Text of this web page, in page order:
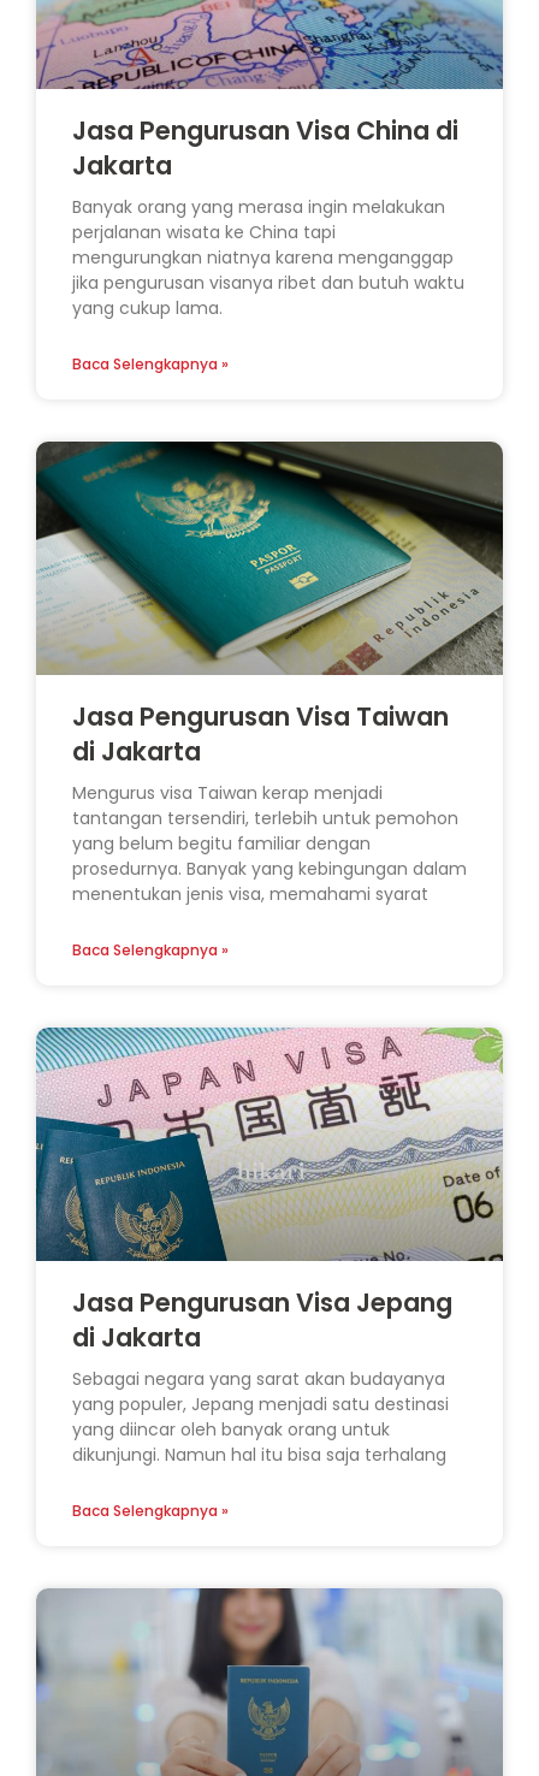
Jasa Pengurusan Visa China di
Jakarta
Banyak orang yang merasa ingin melakukan
perjalanan wisata ke China tapi
mengurungkan niatnya karena menganggap
jika pengurusan visanya ribet dan butuh waktu
yang cukup lama.
Baca Selengkapnya »
Jasa Pengurusan Visa Taiwan
di Jakarta
Mengurus visa Taiwan kerap menjadi
tantangan tersendiri, terlebih untuk pemohon
yang belum begitu familiar dengan
prosedurnya. Banyak yang kebingungan dalam
menentukan jenis visa, memahami syarat
Baca Selengkapnya »
Jasa Pengurusan Visa Jepang
di Jakarta
Sebagai negara yang sarat akan budayanya
yang populer, Jepang menjadi satu destinasi
yang diincar oleh banyak orang untuk
dikunjungi. Namun hal itu bisa saja terhalang
Baca Selengkapnya »